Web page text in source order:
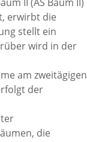
erwirbt die
stellt ein
wird in der
am zweitägigen
der
die